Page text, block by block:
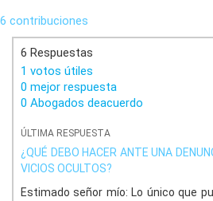
6 contribuciones
6 Respuestas
1 votos útiles
0 mejor respuesta
0 Abogados deacuerdo
ÚLTIMA RESPUESTA
¿QUÉ DEBO HACER ANTE UNA
VICIOS OCULTOS?
Estimado señor mío: Lo único que